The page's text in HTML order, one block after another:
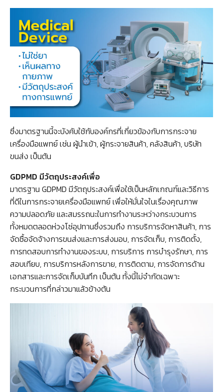
ซึ่งมาตรฐานนี้จะบังคับใช้กับองค์กรที่เกี่ยวข้องกับการกระจาย
เครื่องมือแพทย์ เช่น ผู้นำเข้า, ผู้กระจายสินค้า, คลังสินค้า, บริษัท
ขนส่ง เป็นต้น
GDPMD มีวัตถุประสงค์เพื่อ
มาตรฐาน GDPMD มีวัตถุประสงค์เพื่อใช้เป็นหลักเกณฑ์และวิธีการ
ที่ดีในการกระจายเครื่องมือแพทย์ เพื่อให้มั่นใจในเรื่องคุณภาพ
ความปลอดภัย และสมรรถนะในการทำงานระหว่างกระบวนการ
ทั้งหมดตลอดห่วงโซ่อุปทานซึ่งรวมถึง การบริการจัดหาสินค้า, การ
จัดซื้อจัดจ้างการขนส่งและการส่งมอบ, การจัดเก็บ, การติดตั้ง,
การทดสอบการทำงานของระบบ, การบริการ การบำรุงรักษา, การ
สอบเทียบ, การบริการหลังการขาย, การติดตาม, การจัดการด้าน
เอกสารและการจัดเก็บบันทึก เป็นต้น ทั้งนี้ไม่จำกัดเฉพาะ
กระบวนการที่กล่าวมาแล้วข้างต้น